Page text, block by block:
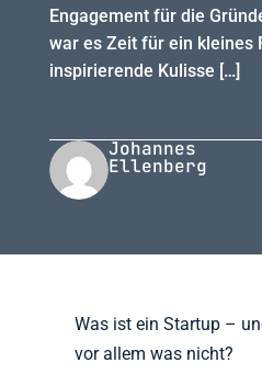
Engagement für die
war es Zeit für ein kleines
inspirierende Kulisse […]
Johannes
Ellenberg
Was ist ein Startup –
vor allem was nicht?